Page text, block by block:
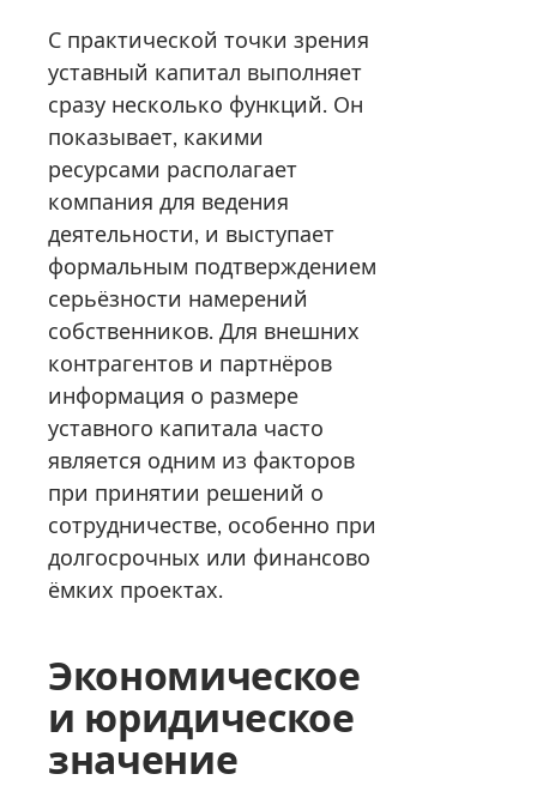
С практической точки зрения
уставный капитал выполняет
сразу несколько функций. Он
показывает, какими
ресурсами располагает
компания для ведения
деятельности, и выступает
формальным подтверждением
серьёзности намерений
собственников. Для внешних
контрагентов и партнёров
информация о размере
уставного капитала часто
является одним из факторов
при принятии решений о
сотрудничестве, особенно при
долгосрочных или финансово
ёмких проектах.
Экономическое
и юридическое
значение